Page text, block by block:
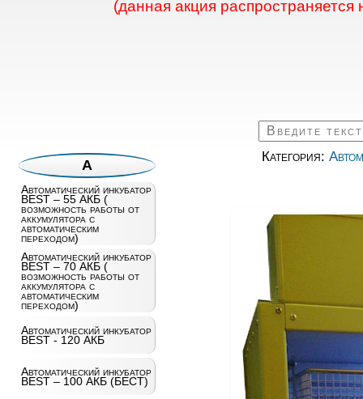
(данная акция
А
Автоматический инкубатор
BEST – 55 АКБ (
возможность работы от
аккумулятора с
автоматическим
переходом)
Автоматический инкубатор
BEST – 70 АКБ (
возможность работы от
аккумулятора с
автоматическим
переходом)
Автоматический инкубатор
BEST - 120 АКБ
Автоматический инкубатор
BEST – 100 АКБ (БЕСТ)
Категория: